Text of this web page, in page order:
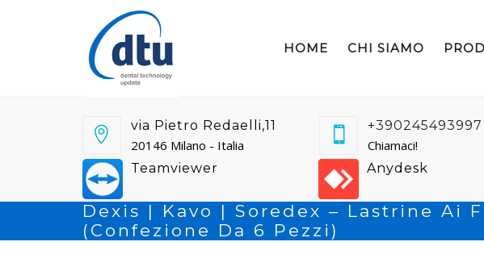
HOME CHI SIAMO
via Pietro Redaelli,11
20146 Milano - Italia
+390245493997
Chiamaci!
Teamviewer Anydesk
Dexis | Kavo | Soredex – Lastrine Ai
(Confezione Da 6 Pezzi)